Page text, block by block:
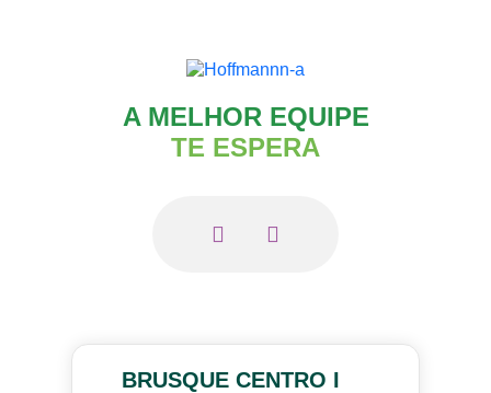
A MELHOR EQUIPE
TE ESPERA
BRUSQUE CENTRO I